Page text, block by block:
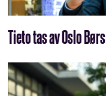
Tieto tas av Oslo Børs